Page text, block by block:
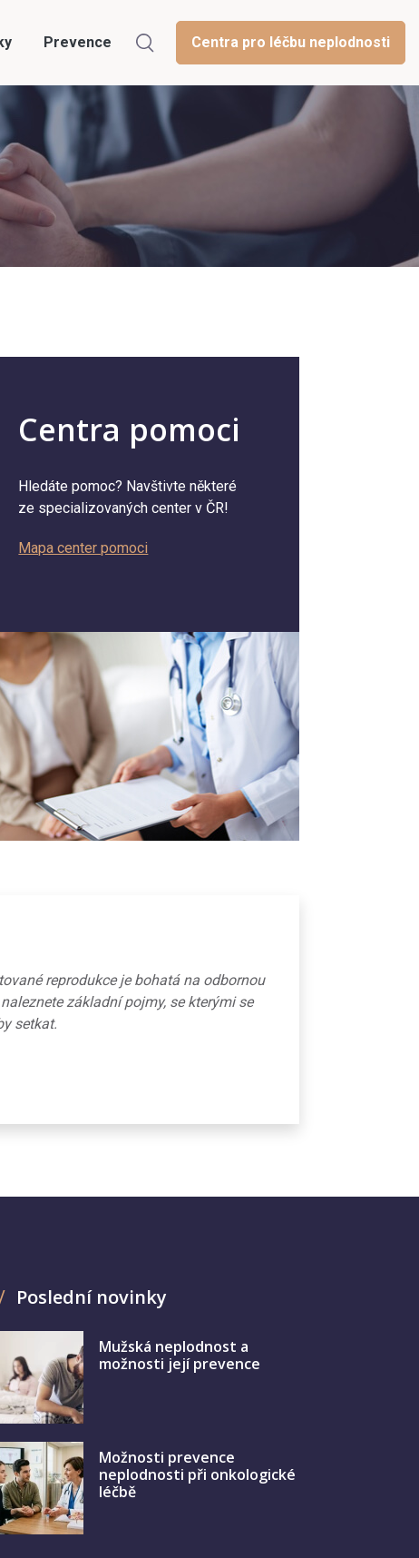
Prevence Centra pro léčbu neplodnosti
Centra pomoci
Hledáte pomoc? Navštivte některé
ze specializovaných center v ČR!
Mapa center pomoci
reprodukce je bohatá na odbornou
základní pojmy, se kterými se
setkat.
Poslední novinky
Mužská neplodnost a
možnosti její prevence
Možnosti prevence
neplodnosti při onkologické
léčbě